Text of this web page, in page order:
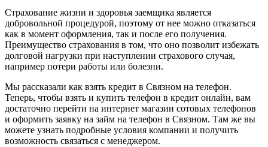
Страхование жизни и здоровья заемщика является
добровольной процедурой, поэтому от нее можно отказаться
как в момент оформления, так и после его получения.
Преимущество страхования в том, что оно позволит избежать
долговой нагрузки при наступлении страхового случая,
например потери работы или болезни.
Мы рассказали как взять кредит в Связном на телефон.
Теперь, чтобы взять и купить телефон в кредит онлайн, вам
достаточно перейти на интернет магазин сотовых телефонов
и оформить заявку на займ на телефон в Связном. Там же вы
можете узнать подробные условия компании и получить
возможность связаться с менеджером.